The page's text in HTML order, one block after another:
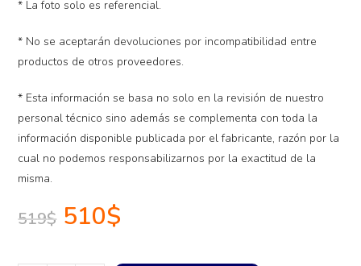
* La foto solo es referencial.
* No se aceptarán devoluciones por incompatibilidad entre
productos de otros proveedores.
* Esta información se basa no solo en la revisión de nuestro
personal técnico sino además se complementa con toda la
información disponible publicada por el fabricante, razón por la
cual no podemos responsabilizarnos por la exactitud de la
misma.
519$ 510$